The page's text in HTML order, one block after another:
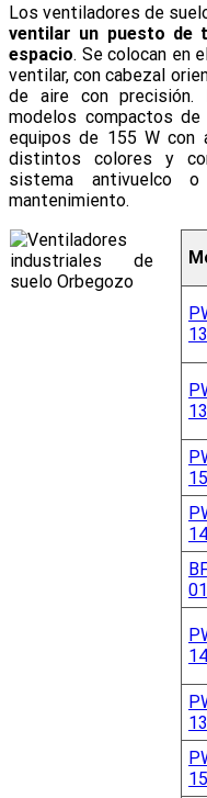
Los ventiladores de
ventilar un puesto de
espacio. Se colocan en
ventilar, con cabezal
de aire con precisión.
modelos compactos
equipos de 155 W con
distintos colores y
sistema antivuelco
mantenimiento.